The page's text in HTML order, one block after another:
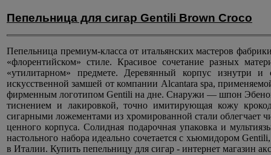
Пепельница для сигар Gentili Brown Croco
Пепельница премиум-класса от итальянских мастеров
«флорентийском» стиле. Красивое сочетание разных
«утилитарном» предмете. Деревянный корпус изнутри и
искусственной замшей от компании Alcantara spa,
фирменным логотипом Gentili на дне. Снаружи — шпон
тиснением и лакировкой, точно имитирующая кожу
сигарными ложементами из хромированной стали облегчает
ценного корпуса. Солидная подарочная упаковка и
настольного набора идеально сочетается с хьюмидором
в Италии. Купить пепельницу для сигар - интернет магазин